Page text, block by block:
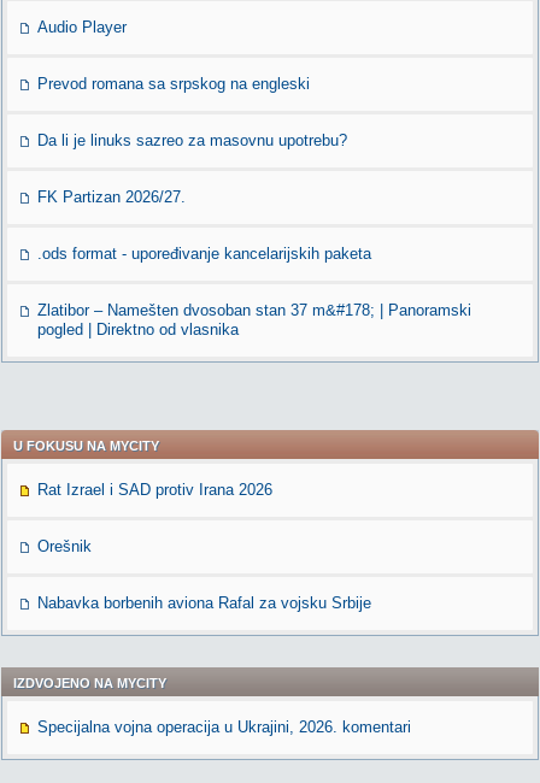
Audio Player
Prevod romana sa srpskog na engleski
Da li je linuks sazreo za masovnu upotrebu?
FK Partizan 2026/27.
.ods format - upoređivanje kancelarijskih paketa
Zlatibor – Namešten dvosoban stan 37 m&#178; | Panoramski
pogled | Direktno od vlasnika
U FOKUSU NA MYCITY
Rat Izrael i SAD protiv Irana 2026
Orešnik
Nabavka borbenih aviona Rafal za vojsku Srbije
IZDVOJENO NA MYCITY
Specijalna vojna operacija u Ukrajini, 2026. komentari